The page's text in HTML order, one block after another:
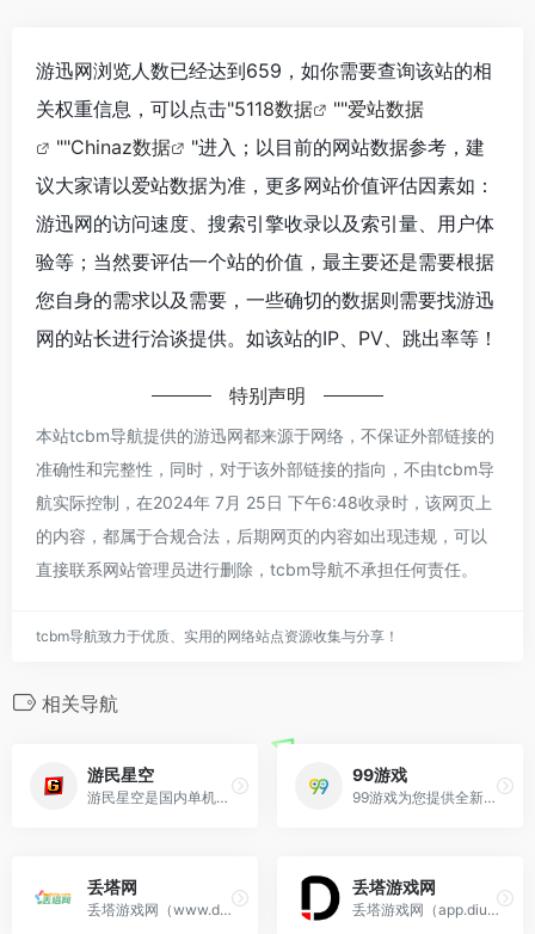
游迅网浏览人数已经达到659，如你需要查询该站的相
关权重信息，可以点击"5118数据 ""爱站数据
""Chinaz数据
"进入；以目前的网站数据参考，建
议大家请以爱站数据为准，更多网站价值评估因素如：
游迅网的访问速度、搜索引擎收录以及索引量、用户体
验等；当然要评估一个站的价值，最主要还是需要根据
您自身的需求以及需要，一些确切的数据则需要找游迅
网的站长进行洽谈提供。如该站的IP、PV、跳出率等！
特别声明
本站tcbm导航提供的游迅网都来源于网络，不保证外部链接的
准确性和完整性，同时，对于该外部链接的指向，不由tcbm导
航实际控制，在2024年 7月 25日 下午6:48收录时，该网页上
的内容，都属于合规合法，后期网页的内容如出现违规，可以
直接联系网站管理员进行删除，tcbm导航不承担任何责任。
tcbm导航致力于优质、实用的网络站点资源收集与分享！
相关导航
游民星空
游民星空是国内单机游戏门户网站,提供特色的游戏资讯,大量游戏攻略,经验,评测文章,以及热门游戏资料专题
99游戏
99游戏为您提供全新好玩的手游免费下载,是手游爱好者的官方下载场所,99游戏全力打造安全可靠的手游下载基地。
丢塔网
丢塔游戏网（www.diuta.com）是一个专为游戏玩家打造的推荐高品质游戏的分享网站，与我们一起体验最游戏乐趣吧！
丢塔游戏网
丢塔游戏网（app.diuta.com）是一个专为游戏玩家打造的推荐高品质游戏的分享网站，与我们一起体验最游戏乐趣吧！